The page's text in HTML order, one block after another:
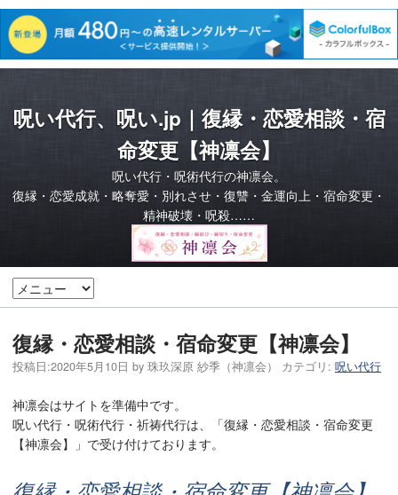
呪い代行、呪い.jp｜復縁・恋愛相談・宿
命変更【神凛会】
呪い代行・呪術代行の神凛会。
復縁・恋愛成就・略奪愛・別れさせ・復讐・金運向上・宿命変更・
精神破壊・呪殺……
復縁・恋愛相談・宿命変更【神凛会】
投稿日:2020年5月10日 by 珠玖深原 紗季（神凛会） カテゴリ: 呪い代行
神凛会はサイトを準備中です。
呪い代行・呪術代行・祈祷代行は、「復縁・恋愛相談・宿命変更
【神凛会】」で受け付けております。